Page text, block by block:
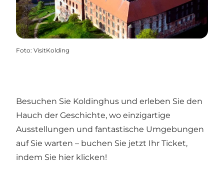
Foto: VisitKolding
Besuchen Sie Koldinghus und erleben Sie den
Hauch der Geschichte, wo einzigartige
Ausstellungen und fantastische Umgebungen
auf Sie warten – buchen Sie jetzt Ihr Ticket,
indem Sie hier klicken!